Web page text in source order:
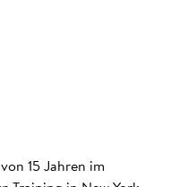
15 Jahren im